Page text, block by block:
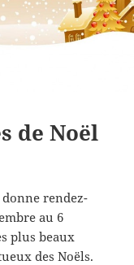
de Noël
rendez-
au 6
plus beaux
des Noëls.